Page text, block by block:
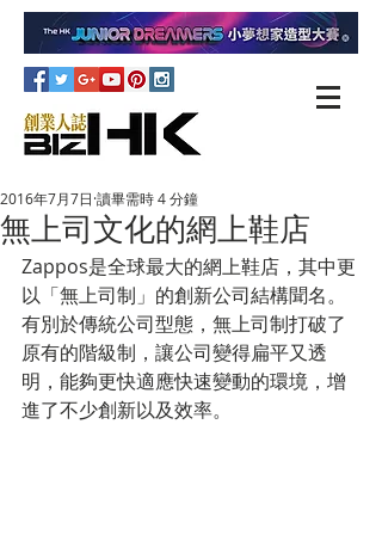
無上司文化的網上鞋店
2016年7月7日 讀畢需時 4 分鐘
Zappos是全球最大的網上鞋店，其中更
以「無上司制」的創新公司結構聞名。
有別於傳統公司型態，無上司制打破了
原有的階級制，讓公司變得扁平又透
明，能夠更快適應快速變動的環境，增
進了不少創新以及效率。